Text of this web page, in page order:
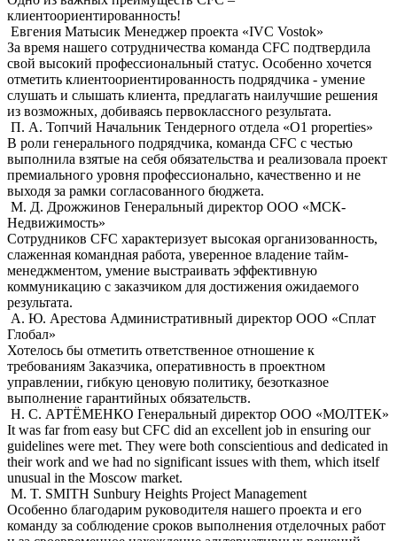
клиентоориентированность!
Евгения Матысик Менеджер проекта «IVC Vostok»
За время нашего сотрудничества команда CFC подтвердила
свой высокий профессиональный статус. Особенно хочется
отметить клиентоориентированность подрядчика - умение
слушать и слышать клиента, предлагать наилучшие решения
из возможных, добиваясь первоклассного результата.
П. А. Топчий Начальник Тендерного отдела «О1 properties»
В роли генерального подрядчика, команда CFC с честью
выполнила взятые на себя обязательства и реализовала проект
премиального уровня профессионально, качественно и не
выходя за рамки согласованного бюджета.
М. Д. Дрожжинов Генеральный директор ООО «МСК-
Недвижимость»
Сотрудников CFC характеризует высокая организованность,
слаженная командная работа, уверенное владение тайм-
менеджментом, умение выстраивать эффективную
коммуникацию с заказчиком для достижения ожидаемого
результата.
А. Ю. Арестова Административный директор ООО «Сплат
Глобал»
Хотелось бы отметить ответственное отношение к
требованиям Заказчика, оперативность в проектном
управлении, гибкую ценовую политику, безотказное
выполнение гарантийных обязательств.
Н. С. АРТЁМЕНКО Генеральный директор ООО «МОЛТЕК»
It was far from easy but CFC did an excellent job in ensuring our
guidelines were met. They were both conscientious and dedicated in
their work and we had no significant issues with them, which itself
unusual in the Moscow market.
M. T. SMITH Sunbury Heights Project Management
Особенно благодарим руководителя нашего проекта и его
команду за соблюдение сроков выполнения отделочных работ